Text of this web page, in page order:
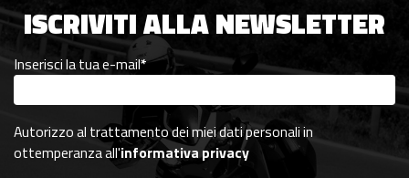
ISCRIVITI ALLA NEWSLETTER
Inserisci la tua e-mail*
Autorizzo al trattamento dei miei dati personali in
ottemperanza all'informativa privacy